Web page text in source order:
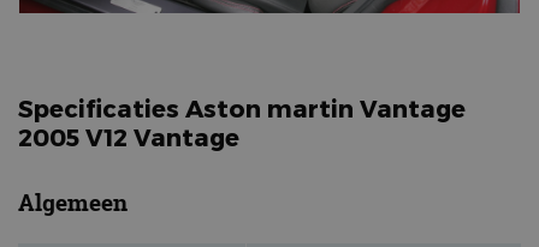
Specificaties Aston martin Vantage
2005 V12 Vantage
Algemeen